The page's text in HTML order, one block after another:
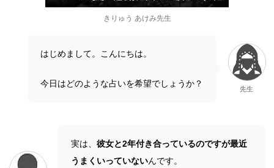
きりゅう あけみ先生
はじめまして。こんにちは。
今日はどのような占いを希望でしょうか？
先生
実は、 彼女と2年付き合っているのですが最近
うまくいっていないんです。